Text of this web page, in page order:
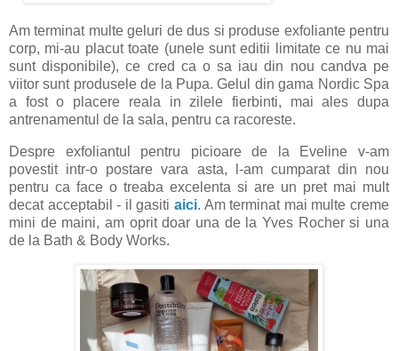
Am terminat multe geluri de dus si produse exfoliante pentru
corp, mi-au placut toate (unele sunt editii limitate ce nu mai
sunt disponibile), ce cred ca o sa iau din nou candva pe
viitor sunt produsele de la Pupa. Gelul din gama Nordic Spa
a fost o placere reala in zilele fierbinti, mai ales dupa
antrenamentul de la sala, pentru ca racoreste.
Despre exfoliantul pentru picioare de la Eveline v-am
povestit intr-o postare vara asta, l-am cumparat din nou
pentru ca face o treaba excelenta si are un pret mai mult
decat acceptabil - il gasiti aici. Am terminat mai multe creme
mini de maini, am oprit doar una de la Yves Rocher si una
de la Bath & Body Works.